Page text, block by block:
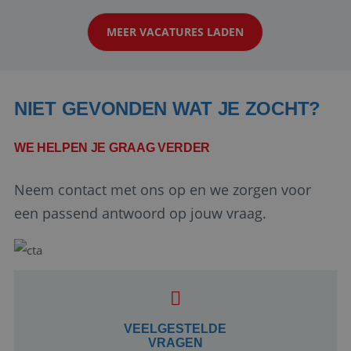
op zoek naar een enthousiaste, leergie...
MEER VACATURES LADEN
NIET GEVONDEN WAT JE ZOCHT?
WE HELPEN JE GRAAG VERDER
Neem contact met ons op en we zorgen voor
een passend antwoord op jouw vraag.
VEELGESTELDE
VRAGEN
Google Privacy Policy